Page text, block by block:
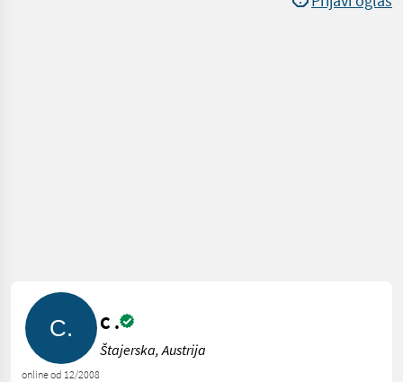
online od 12/2008
C .
Štajerska, Austrija